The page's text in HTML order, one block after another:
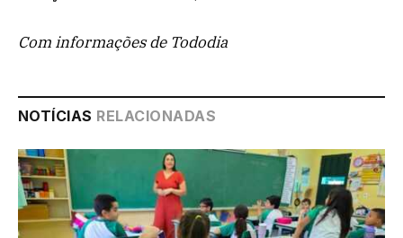
Com informações de Tododia
NOTÍCIAS RELACIONADAS